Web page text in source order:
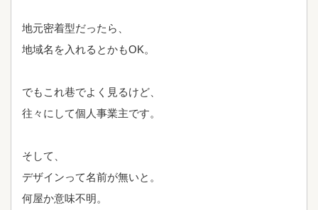
地元密着型だったら、
地域名を入れるとかもOK。
でもこれ巷でよく見るけど、
往々にして個人事業主です。
そして、
デザインって名前が無いと。
何屋か意味不明。